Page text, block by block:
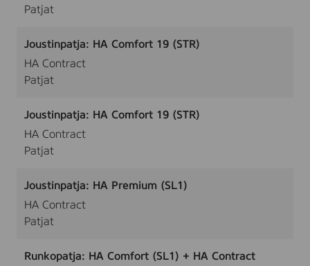
Patjat
Joustinpatja: HA Comfort 19 (STR)
HA Contract
Patjat
Joustinpatja: HA Comfort 19 (STR)
HA Contract
Patjat
Joustinpatja: HA Premium (SL1)
HA Contract
Patjat
Runkopatja: HA Comfort (SL1) + HA Contract